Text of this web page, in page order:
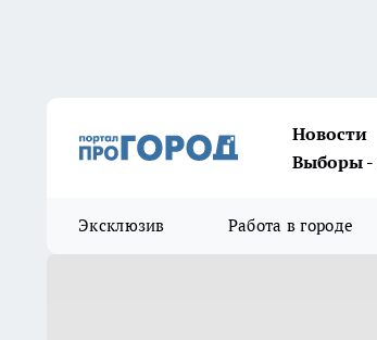
Новости
Выборы -
Эксклюзив Работа в городе